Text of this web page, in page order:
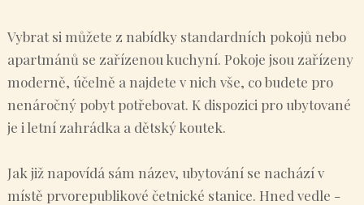
Vybrat si můžete z nabídky standardních pokojů nebo
apartmánů se zařízenou kuchyní. Pokoje jsou zařízeny
moderně, účelně a najdete v nich vše, co budete pro
nenáročný pobyt potřebovat. K dispozici pro ubytované
je i letní zahrádka a dětský koutek.
Jak již napovídá sám název, ubytování se nachází v
místě prvorepublikové četnické stanice. Hned vedle -